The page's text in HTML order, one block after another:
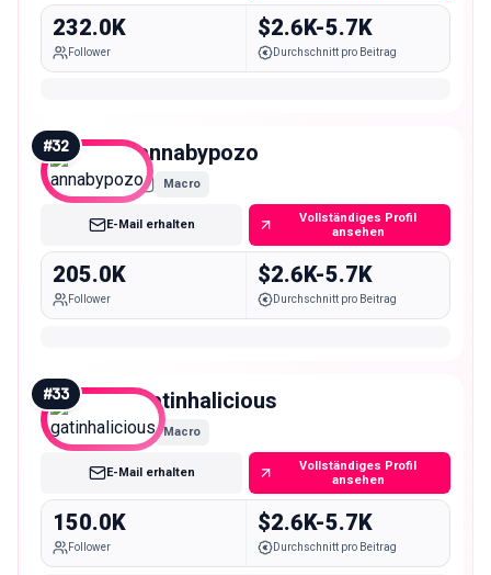
232.0K
Follower
$2.6K-5.7K
Durchschnitt pro Beitrag
#32 annabypozo
Macro
E-Mail erhalten
Vollständiges Profil
ansehen
205.0K
Follower
$2.6K-5.7K
Durchschnitt pro Beitrag
#33 gatinhalicious
Macro
E-Mail erhalten
Vollständiges Profil
ansehen
150.0K
Follower
$2.6K-5.7K
Durchschnitt pro Beitrag